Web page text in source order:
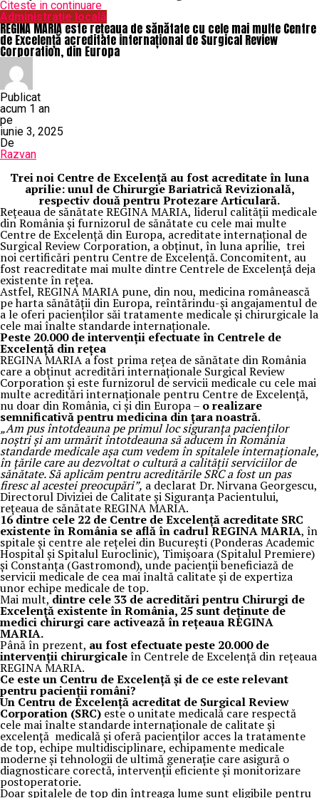
Citeste in continuare
Administrație locală
REGINA MARIA este rețeaua de sănătate cu cele mai multe Centre
de Excelență acreditate internațional de Surgical Review
Corporation, din Europa
Publicat
acum 1 an
pe
iunie 3, 2025
De
Razvan
Trei noi Centre de Excelență au fost acreditate în luna
aprilie: unul de Chirurgie Bariatrică Revizională,
respectiv două pentru Protezare Articulară.
Rețeaua de sănătate REGINA MARIA, liderul calității medicale
din România și furnizorul de sănătate cu cele mai multe
Centre de Excelență din Europa, acreditate internațional de
Surgical Review Corporation, a obținut, în luna aprilie, trei
noi certificări pentru Centre de Excelență. Concomitent, au
fost reacreditate mai multe dintre Centrele de Excelență deja
existente în rețea.
Astfel, REGINA MARIA pune, din nou, medicina românească
pe harta sănătății din Europa, reîntărindu-și angajamentul de
a le oferi pacienților săi tratamente medicale și chirurgicale la
cele mai înalte standarde internaționale.
Peste 20.000 de intervenții efectuate în Centrele de
Excelență din rețea
REGINA MARIA a fost prima rețea de sănătate din România
care a obținut acreditări internaționale Surgical Review
Corporation şi este furnizorul de servicii medicale cu cele mai
multe acreditări internaționale pentru Centre de Excelență,
nu doar din România, ci și din Europa – o realizare
semnificativă pentru medicina din țara noastră.
„Am pus întotdeauna pe primul loc siguranța pacienților
noștri și am urmărit întotdeauna să aducem în România
standarde medicale așa cum vedem în spitalele internaționale,
în țările care au dezvoltat o cultură a calității serviciilor de
sănătate. Să aplicăm pentru acreditările SRC a fost un pas
firesc al acestei preocupări”, a declarat Dr. Nirvana Georgescu,
Directorul Diviziei de Calitate și Siguranța Pacientului,
rețeaua de sănătate REGINA MARIA.
16 dintre cele 22 de Centre de Excelență acreditate SRC
existente în România se află în cadrul REGINA MARIA, în
spitale și centre ale rețelei din București (Ponderas Academic
Hospital și Spitalul Euroclinic), Timișoara (Spitalul Premiere)
și Constanța (Gastromond), unde pacienții beneficiază de
servicii medicale de cea mai înaltă calitate și de expertiza
unor echipe medicale de top.
Mai mult,dintre cele 33 de acredităripentru Chirurgi de
Excelență existente în România, 25 sunt deținute de
medici chirurgi care activează în rețeaua REGINA
MARIA.
Până în prezent, au fost efectuate peste 20.000 de
intervenții chirurgicaleîn Centrele de Excelență din rețeaua
REGINA MARIA.
Ce este un Centru de Excelență și de ce este relevant
pentru pacienții români?
Un Centru de Excelență acreditat de Surgical Review
Corporation (SRC) este o unitate medicală care respectă
cele mai înalte standarde internaționale de calitate și
excelență medicală și oferă pacienților acces la tratamente
de top, echipe multidisciplinare, echipamente medicale
moderne și tehnologii de ultimă generație care asigură o
diagnosticare corectă, intervenții eficiente și monitorizare
postoperatorie.
Doar spitalele de top din întreaga lume sunt eligibile pentru